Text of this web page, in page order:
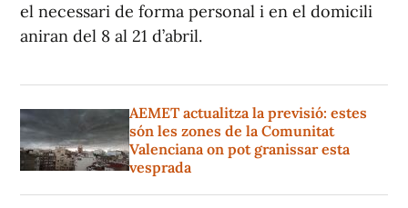
el necessari de forma personal i en el domicili
aniran del 8 al 21 d’abril.
AEMET actualitza la previsió: estes
són les zones de la Comunitat
Valenciana on pot granissar esta
vesprada